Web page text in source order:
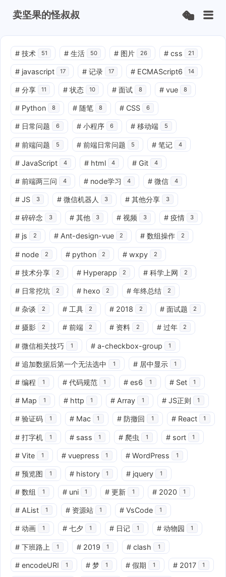
卖坚果的怪叔叔
# 技术 51 # 生活 50 # 图片 26 # css 21
# javascript 17 # 记录 17 # ECMAScript6 14
# 分享 11 # 状态 10 # 面试 8 # vue 8
# Python 8 # 随笔 8 # CSS 6
# 日常问题 6 # 小程序 6 # 移动端 5
# 前端问题 5 # 前端日常问题 5 # 笔记 4
# JavaScript 4 # html 4 # Git 4
# 前端两三问 4 # node学习 4 # 微信 4
# JS 3 # 微信机器人 3 # 其他分享 3
# 碎碎念 3 # 其他 3 # 视频 3 # 疫情 3
# js 2 # Ant-design-vue 2 # 数组操作 2
# node 2 # python 2 # wxpy 2
# 技术分享 2 # Hyperapp 2 # 科学上网 2
# 日常挖坑 2 # hexo 2 # 年终总结 2
# 杂谈 2 # 工具 2 # 2018 2 # 面试题 2
# 摄影 2 # 前端 2 # 资料 2 # 过年 2
# 微信相关技巧 1 # a-checkbox-group 1
# 追加数据后第一个无法选中 1 # 居中显示 1
# 编程 1 # 代码规范 1 # es6 1 # Set 1
# Map 1 # http 1 # Array 1 # JS正则 1
# 验证码 1 # Mac 1 # 防撤回 1 # React 1
# 打字机 1 # sass 1 # 爬虫 1 # sort 1
# Vite 1 # vuepress 1 # WordPress 1
# 预览图 1 # history 1 # jquery 1
# 数组 1 # uni 1 # 更新 1 # 2020 1
# AList 1 # 资源站 1 # VsCode 1
# 动画 1 # 七夕 1 # 日记 1 # 动物园 1
# 下班路上 1 # 2019 1 # clash 1
# encodeURI 1 # 梦 1 # 假期 1 # 2017 1